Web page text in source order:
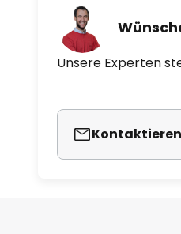
Unsere Experten
Kontaktieren